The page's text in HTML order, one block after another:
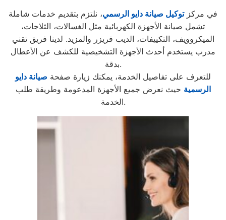
في مركزتوكيل صيانة دايو الرسمي، نلتزم بتقديم خدمات شاملة
تشمل صيانة الأجهزة الكهربائية مثل الغسالات، الثلاجات،
الميكروويف، التكييفات، الديب فريزر والمزيد. لدينا فريق تقني
مدرب يستخدم أحدث الأجهزة التشخيصية للكشف عن الأعطال
بدقة.
للتعرف على تفاصيل الخدمة، يمكنك زيارة صفحة صيانة دايو
الرسمية حيث نعرض جميع الأجهزة المدعومة وطريقة طلب
الخدمة.